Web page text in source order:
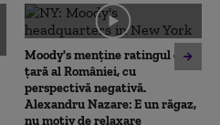
Moody's menține ratingul de
țară al României, cu
perspectivă negativă.
Alexandru Nazare: E un răgaz,
nu motiv de relaxare